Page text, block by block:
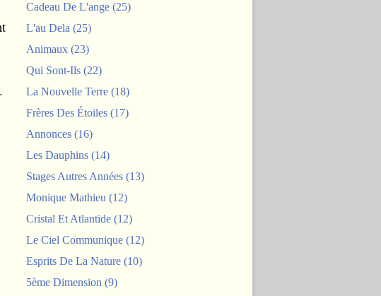
Cadeau De L'ange (25)
L'au Dela (25)
Animaux (23)
Qui Sont-Ils (22)
La Nouvelle Terre (18)
Frères Des Étoiles (17)
Annonces (16)
Les Dauphins (14)
Stages Autres Années (13)
Monique Mathieu (12)
Cristal Et Atlantide (12)
Le Ciel Communique (12)
Esprits De La Nature (10)
5ème Dimension (9)